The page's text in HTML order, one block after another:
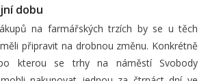
dobu
na farmářských trzích by se u těch
připravit na drobnou změnu. Konkrétně
kterou se trhy na náměstí Svobody